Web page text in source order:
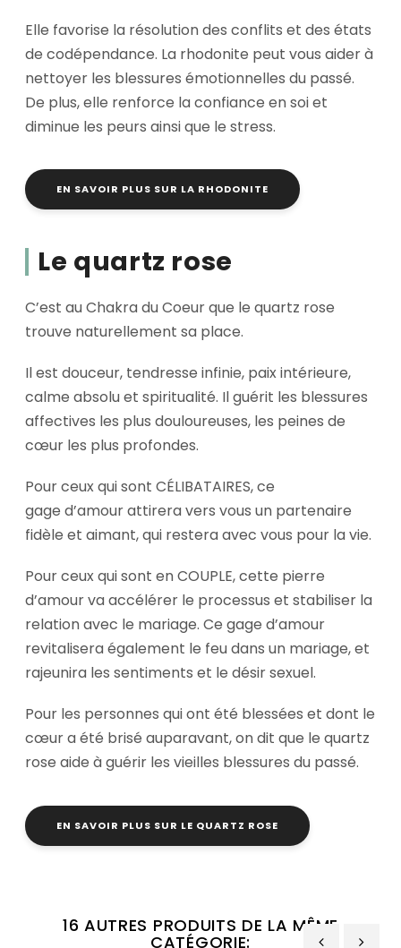
Elle favorise la résolution des conflits et des états
de codépendance. La rhodonite peut vous aider à
nettoyer les blessures émotionnelles du passé.
De plus, elle renforce la confiance en soi et
diminue les peurs ainsi que le stress.
EN SAVOIR PLUS SUR LA RHODONITE
Le quartz rose
C’est au Chakra du Coeur que le quartz rose
trouve naturellement sa place.
Il est douceur, tendresse infinie, paix intérieure,
calme absolu et spiritualité. Il guérit les blessures
affectives les plus douloureuses, les peines de
cœur les plus profondes.
Pour ceux qui sont CÉLIBATAIRES, ce
gage d’amour attirera vers vous un partenaire
fidèle et aimant, qui restera avec vous pour la vie.
Pour ceux qui sont en COUPLE, cette pierre
d’amour va accélérer le processus et stabiliser la
relation avec le mariage. Ce gage d’amour
revitalisera également le feu dans un mariage, et
rajeunira les sentiments et le désir sexuel.
Pour les personnes qui ont été blessées et dont le
cœur a été brisé auparavant, on dit que le quartz
rose aide à guérir les vieilles blessures du passé.
EN SAVOIR PLUS SUR LE QUARTZ ROSE
16 AUTRES PRODUITS DE LA MÊME
CATÉGORIE: